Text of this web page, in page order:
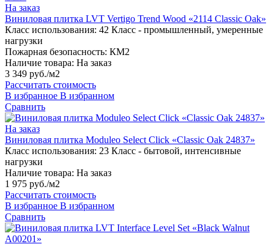
На заказ
Виниловая плитка LVT Vertigo Trend Wood «2114 Classic Oak»
Класс использования: 42 Класс - промышленный, умеренные
нагрузки
Пожарная безопасность: КМ2
Наличие товара: На заказ
3 349 руб./м2
Рассчитать стоимость
В избранное В избранном
Сравнить
На заказ
Виниловая плитка Moduleo Select Click «Classic Oak 24837»
Класс использования: 23 Класс - бытовой, интенсивные
нагрузки
Наличие товара: На заказ
1 975 руб./м2
Рассчитать стоимость
В избранное В избранном
Сравнить